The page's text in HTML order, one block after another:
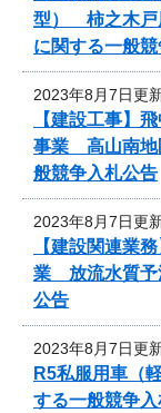
型） 柿之木戸
に関する一般
2023年8月7日更
【建設工事】
事業 高山南地
般競争入札公告
2023年8月7日更
【建設関連業
業 放流水質予
公告
2023年8月7日更
R5私服用車（
する一般競争入